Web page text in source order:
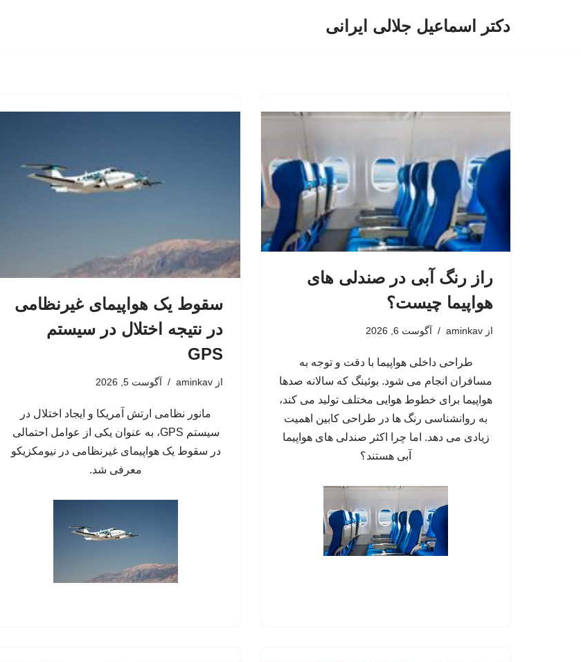
دکتر اسماعیل جلالی ایرانی
راز رنگ آبی در صندلی های
هواپیما چیست؟
از aminkav آگوست 6, 2026
طراحی داخلی هواپیما با دقت و توجه به
مسافران انجام می شود. بوئینگ که سالانه صدها
هواپیما برای خطوط هوایی مختلف تولید می کند،
به روانشناسی رنگ ها در طراحی کابین اهمیت
زیادی می دهد. اما چرا اکثر صندلی های هواپیما
آبی هستند؟
سقوط یک هواپیمای غیرنظامی
در نتیجه اختلال در سیستم‌
GPS
از aminkav آگوست 5, 2026
مانور نظامی ارتش آمریکا و ایجاد اختلال در
سیستم‌ GPS، به عنوان یکی از عوامل احتمالی
در سقوط یک هواپیمای غیرنظامی در نیومکزیکو
معرفی شد.